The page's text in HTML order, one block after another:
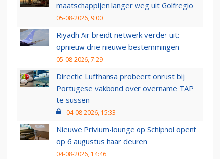
maatschappijen langer weg uit Golfregio
05-08-2026, 9:00
Riyadh Air breidt netwerk verder uit:
opnieuw drie nieuwe bestemmingen
05-08-2026, 7:29
Directie Lufthansa probeert onrust bij
Portugese vakbond over overname TAP
te sussen
04-08-2026, 15:33
Nieuwe Privium-lounge op Schiphol opent
op 6 augustus haar deuren
04-08-2026, 14:46